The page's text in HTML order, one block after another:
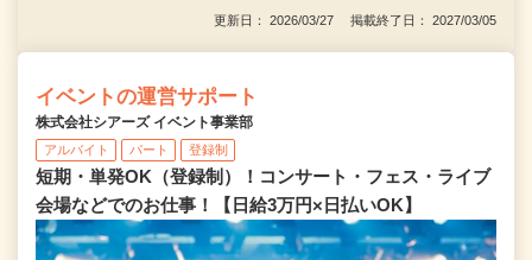
更新日： 2026/03/27 掲載終了日： 2027/03/05
イベントの運営サポート
株式会社シアーズ イベント事業部
アルバイト パート 登録制
短期・単発OK（登録制）！コンサート・フェス・ライブ
会場などでのお仕事！【日給3万円×日払いOK】